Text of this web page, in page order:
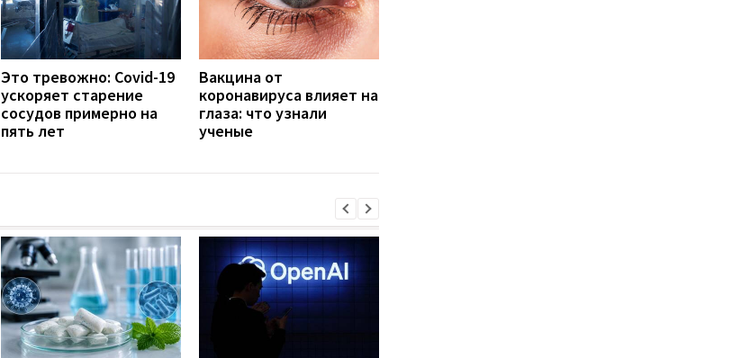
Это тревожно: Covid-19
ускоряет старение
сосудов примерно на
пять лет
Вакцина от
коронавируса влияет на
глаза: что узнали
ученые